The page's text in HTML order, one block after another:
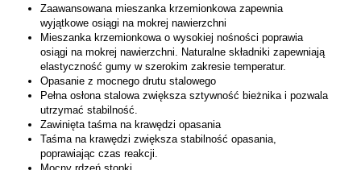
Zaawansowana mieszanka krzemionkowa zapewnia
wyjątkowe osiągi na mokrej nawierzchni
Mieszanka krzemionkowa o wysokiej nośności poprawia
osiągi na mokrej nawierzchni. Naturalne składniki zapewniają
elastyczność gumy w szerokim zakresie temperatur.
Opasanie z mocnego drutu stalowego
Pełna osłona stalowa zwiększa sztywność bieżnika i pozwala
utrzymać stabilność.
Zawinięta taśma na krawędzi opasania
Taśma na krawędzi zwiększa stabilność opasania,
poprawiając czas reakcji.